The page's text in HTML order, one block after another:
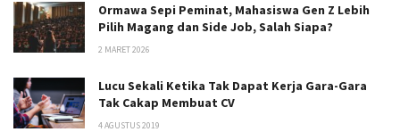
Ormawa Sepi Peminat, Mahasiswa Gen Z Lebih
Pilih Magang dan Side Job, Salah Siapa?
2 MARET 2026
Lucu Sekali Ketika Tak Dapat Kerja Gara-Gara
Tak Cakap Membuat CV
4 AGUSTUS 2019